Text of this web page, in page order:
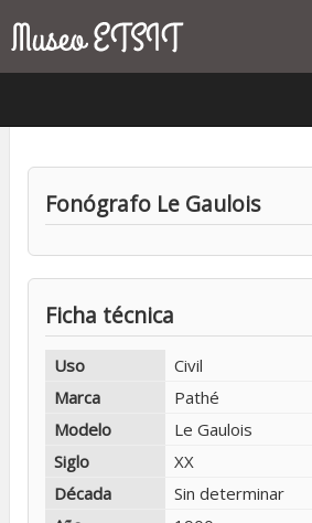
Fonógrafo Le Gaulois
Ficha técnica
Uso
Civil
Marca
Pathé
Modelo
Le Gaulois
Siglo
XX
Década
Sin determinar